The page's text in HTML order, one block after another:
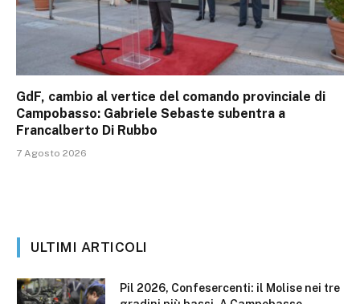
GdF, cambio al vertice del comando provinciale di
Campobasso: Gabriele Sebaste subentra a
Francalberto Di Rubbo
7 Agosto 2026
ULTIMI ARTICOLI
Pil 2026, Confesercenti: il Molise nei tre